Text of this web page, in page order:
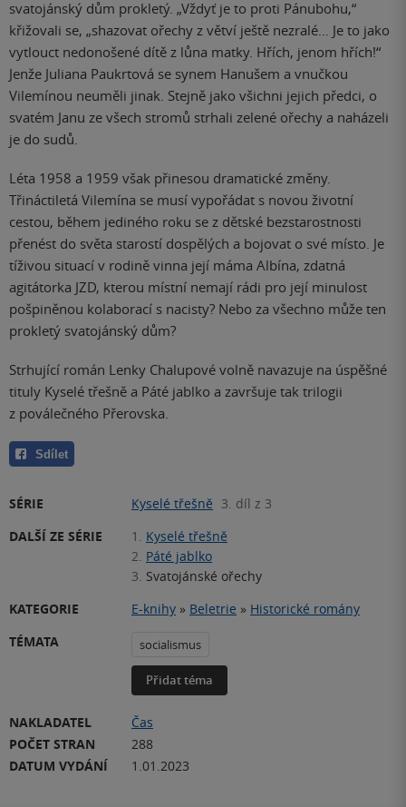
svatojánský dům prokletý. „Vždyť je to proti Pánubohu,“
křižovali se, „shazovat ořechy z větví ještě nezralé… Je to jako
vytlouct nedonošené dítě z lůna matky. Hřích, jenom hřích!“
Jenže Juliana Paukrtová se synem Hanušem a vnučkou
Vilemínou neuměli jinak. Stejně jako všichni jejich předci, o
svatém Janu ze všech stromů strhali zelené ořechy a naházeli
je do sudů.
Léta 1958 a 1959 však přinesou dramatické změny.
Třináctiletá Vilemína se musí vypořádat s novou životní
cestou, během jediného roku se z dětské bezstarostnosti
přenést do světa starostí dospělých a bojovat o své místo. Je
tíživou situací v rodině vinna její máma Albína, zdatná
agitátorka JZD, kterou místní nemají rádi pro její minulost
pošpiněnou kolaborací s nacisty? Nebo za všechno může ten
prokletý svatojánský dům?
Strhující román Lenky Chalupové volně navazuje na úspěšné
tituly Kyselé třešně a Páté jablko a završuje tak trilogii
z poválečného Přerovska.
Sdílet
SÉRIE Kyselé třešně 3. díl z 3
DALŠÍ ZE SÉRIE
1.
Kyselé třešně
2. Páté jablko
3. Svatojánské ořechy
KATEGORIE
E-knihy » Beletrie » Historické romány
TÉMATA
socialismus
Přidat téma
NAKLADATEL
Čas
POČET STRAN
288
DATUM VYDÁNÍ
1.01.2023